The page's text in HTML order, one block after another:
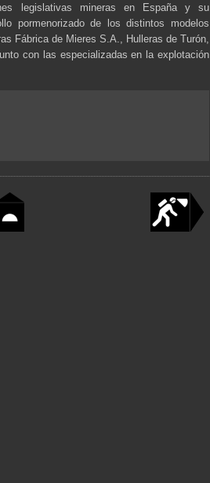
legislativas mineras en España y su
pormenorizado de los distintos modelos
Fábrica de Mieres S.A., Hulleras de Turón,
con las especializadas en la explotación